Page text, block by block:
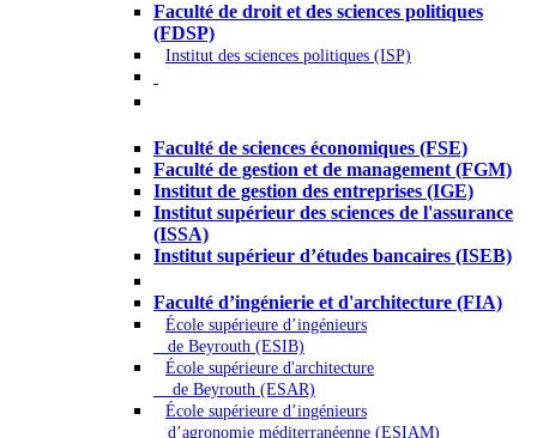
Faculté de droit et des sciences politiques
(FDSP)
Institut des sciences politiques (ISP)
Faculté de sciences économiques (FSE)
Faculté de gestion et de management (FGM)
Institut de gestion des entreprises (IGE)
Institut supérieur des sciences de l'assurance
(ISSA)
Institut supérieur d’études bancaires (ISEB)
Faculté d’ingénierie et d'architecture (FIA)
École supérieure d’ingénieurs
de Beyrouth (ESIB)
École supérieure d'architecture
de Beyrouth (ESAR)
École supérieure d’ingénieurs
d’agronomie méditerranéenne (ESIAM)